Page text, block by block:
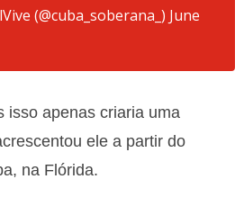
(@cuba_soberana_) June
isso apenas criaria uma
ele a partir do
na Flórida.